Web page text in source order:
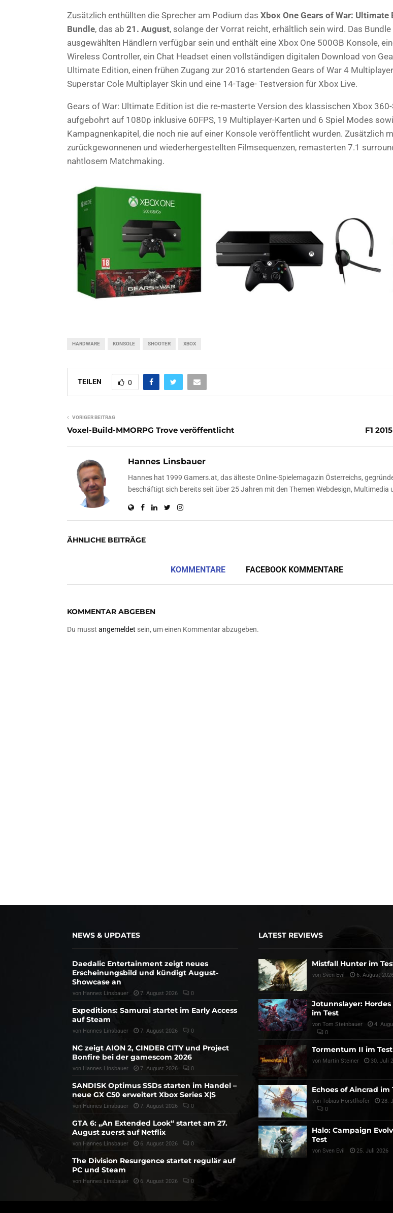
Zusätzlich enthüllten die Sprecher am Podium das Xbox One Gears of War: Ultimate
Bundle, das ab 21. August, solange der Vorrat reicht, erhältlich sein wird. Das
ausgewählten Händlern verfügbar sein und enthält eine Xbox One 500GB Konsole,
Wireless Controller, ein Chat Headset einen vollständigen digitalen Download von
Ultimate Edition, einen frühen Zugang zur 2016 startenden Gears of War 4
Superstar Cole Multiplayer Skin und eine 14-Tage- Testversion für Xbox Live.
Gears of War: Ultimate Edition ist die re-masterte Version des klassischen Xbox
aufgebohrt auf 1080p inklusive 60FPS, 19 Multiplayer-Karten und 6 Spiel Modes
Kampagnenkapitel, die noch nie auf einer Konsole veröffentlicht wurden. Zusätzlich
zurückgewonnenen und wiederhergestellten Filmsequenzen, remasterten 7.1
nahtlosem Matchmaking.
HARDWARE KONSOLE SHOOTER XBOX
TEILEN 0
VORIGER BEITRAG
Voxel-Build-MMORPG Trove veröffentlicht F1
Hannes Linsbauer
Hannes hat 1999 Gamers.at, das älteste Online-Spielemagazin Österreichs,
beschäftigt sich bereits seit über 25 Jahren mit den Themen Webdesign, Multimedia
ÄHNLICHE BEITRÄGE
KOMMENTARE FACEBOOK KOMMENTARE
KOMMENTAR ABGEBEN
Du musst angemeldet sein, um einen Kommentar abzugeben.
NEWS & UPDATES
Daedalic Entertainment zeigt neues
Erscheinungsbild und kündigt August-
Showcase an
von Hannes Linsbauer 7. August 2026 0
Expeditions: Samurai startet im Early Access
auf Steam
von Hannes Linsbauer 7. August 2026 0
NC zeigt AION 2, CINDER CITY und Project
Bonfire bei der gamescom 2026
von Hannes Linsbauer 7. August 2026 0
SANDISK Optimus SSDs starten im Handel –
neue GX C50 erweitert Xbox Series X|S
von Hannes Linsbauer 7. August 2026 0
GTA 6: „An Extended Look“ startet am 27.
August zuerst auf Netflix
von Hannes Linsbauer 6. August 2026 0
The Division Resurgence startet regulär auf
PC und Steam
von Hannes Linsbauer 6. August 2026 0
LATEST REVIEWS
Mistfall Hunter im
von Sven Evil 6. August
Jotunnslayer: Hordes
im Test
von Tom Steinbauer
4.
0
Tormentum II im Test
von Martin Steiner 30. Juli
Echoes of Aincrad im
von Tobias Hörstlhofer
28.
0
Halo: Campaign
Test
von Sven Evil 25. Juli 2026